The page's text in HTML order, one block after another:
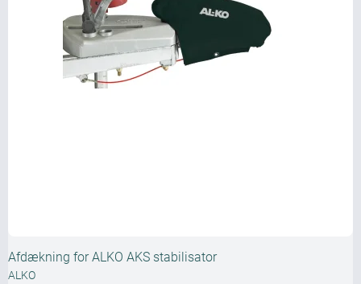
Afdækning for ALKO AKS stabilisator
ALKO